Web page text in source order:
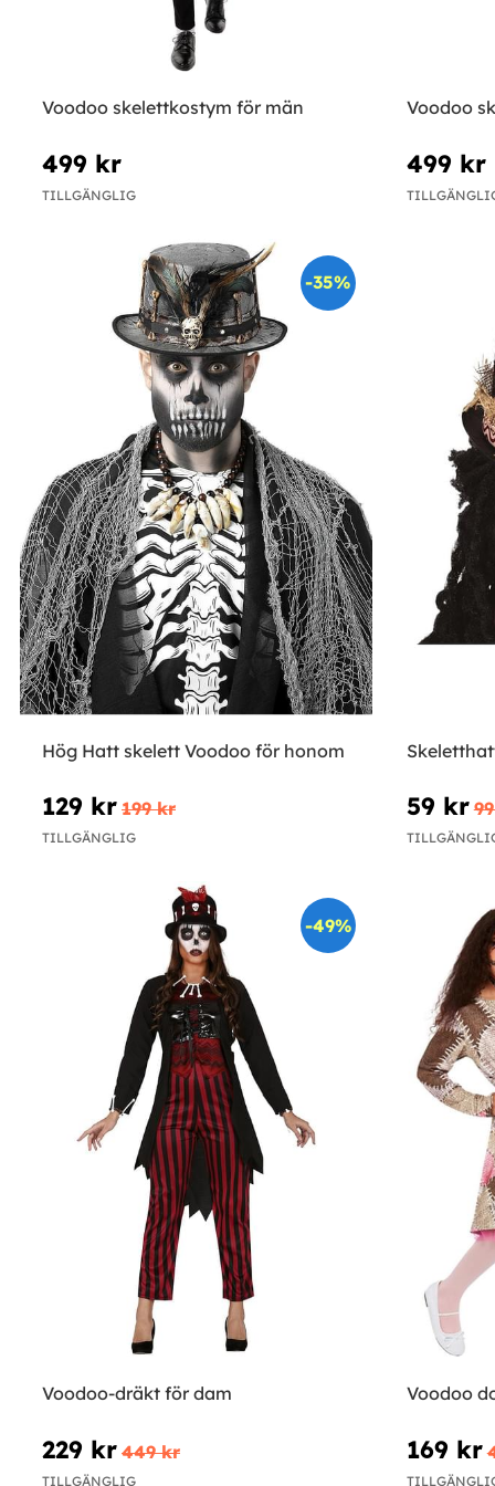
Voodoo skelettkostym för män
499 kr
TILLGÄNGLIG
Voodoo
499 kr
-35%
Hög Hatt skelett Voodoo för honom
129 kr 199 kr
TILLGÄNGLIG
59 kr
-49%
Voodoo-dräkt för dam
229 kr 449 kr
TILLGÄNGLIG
Voodoo
169 kr